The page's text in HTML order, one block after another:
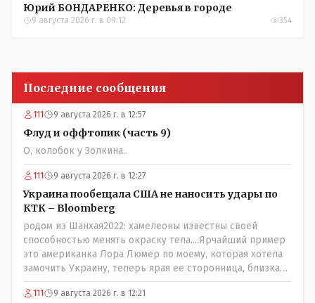
Юрий БОНДАРЕНКО: Деревья в городе
9 августа 2026 г. в 09:12 354
Последние сообщения
111 9 августа 2026 г. в 12:57
Флуд и оффтопик (часть 9)
О, колобок у Золкина..
111 9 августа 2026 г. в 12:27
Украина пообещала США не наносить удары по
КТК – Bloomberg
родом из Шанхая2022: хамелеоны известны своей
способностью менять окраску тела....Ярчайший пример
это американка Лора Люмер по моему, которая хотела
замочить Украину, теперь ярая ее сторонница, близкая
к Трампу. Ну и западные страны тем более, которые
предоставляли Зеленскому убежище, чтоб он бежал и
111 9 августа 2026 г. в 12:21